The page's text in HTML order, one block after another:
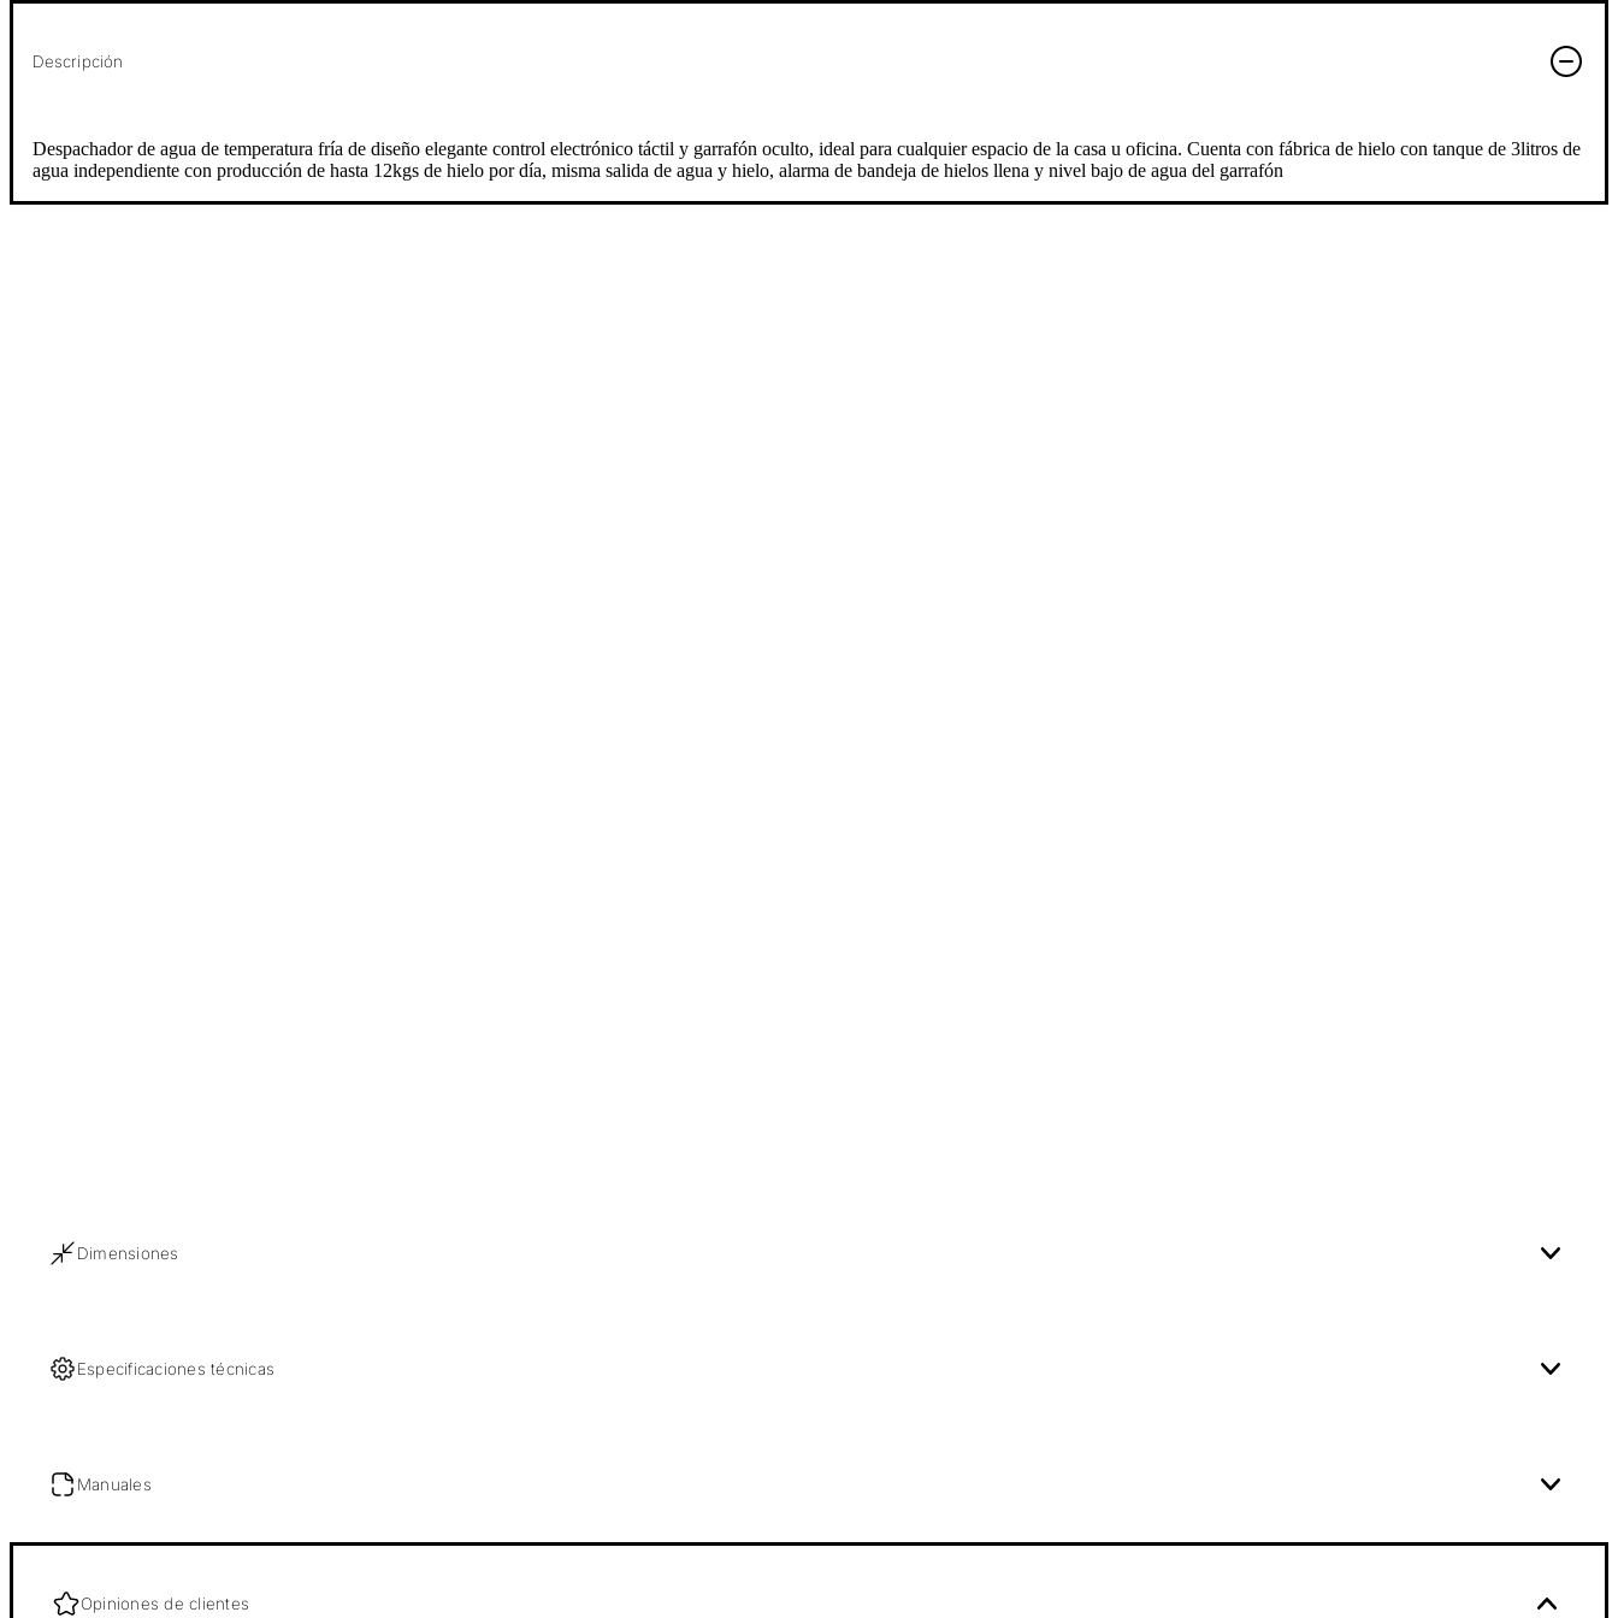
Descripción
Despachador de agua de temperatura fría de diseño elegante control electrónico táctil y garrafón oculto, ideal para cualquier espacio de la casa u oficina. Cuenta con fábrica de hielo con tanque de 3litros de
agua independiente con producción de hasta 12kgs de hielo por día, misma salida de agua y hielo, alarma de bandeja de hielos llena y nivel bajo de agua del garrafón
Dimensiones
Especificaciones técnicas
Manuales
Opiniones de clientes